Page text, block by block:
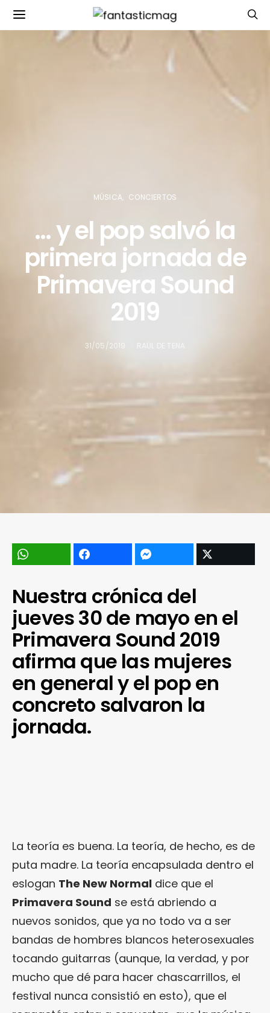
MÚSICA CONCIERTOS
… y el pop salvó la
primera jornada de
Primavera Sound
2019
31/05/2019
Nuestra crónica del
jueves 30 de mayo en el
Primavera Sound 2019
afirma que las mujeres
en general y el pop en
concreto salvaron la
jornada.
La teoría es buena. La teoría, de hecho, es de
puta madre. La teoría encapsulada dentro el
eslogan The New Normal dice que el
Primavera Sound se está abriendo a
nuevos sonidos, que ya no todo va a ser
bandas de hombres blancos heterosexuales
tocando guitarras (aunque, la verdad, y por
mucho que dé para hacer chascarrillos, el
festival nunca consistió en esto), que el